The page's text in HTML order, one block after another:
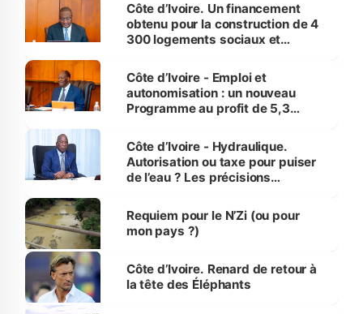
Côte d’Ivoire. Un financement
obtenu pour la construction de 4
300 logements sociaux et
et Yamoussoukro
Côte d’Ivoire - Emploi et
autonomisation : un nouveau
Programme au profit de 5,3
Côte d’Ivoire - Hydraulique.
Autorisation ou taxe pour puiser
de l’eau ? Les précisions
Requiem pour le N’Zi (ou pour
mon pays ?)
Côte d’Ivoire. Renard de retour à
la tête des Éléphants